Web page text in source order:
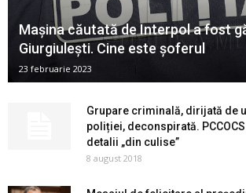
Mașina căutată de Interpol a fost
Giurgiulești. Cine este șoferul
23 februarie 2023
Grupare criminală, dirijată de
poliției, deconspirată.
detalii „din culise”
8 august 2018